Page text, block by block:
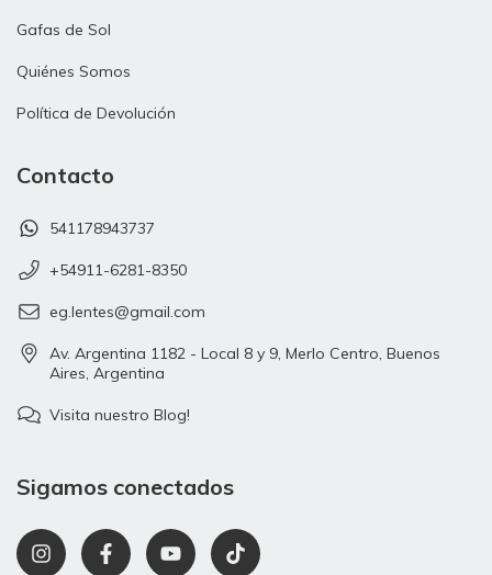
Gafas de Sol
Quiénes Somos
Política de Devolución
Contacto
541178943737
+54911-6281-8350
eg.lentes@gmail.com
Av. Argentina 1182 - Local 8 y 9, Merlo Centro, Buenos
Aires, Argentina
Visita nuestro Blog!
Sigamos conectados